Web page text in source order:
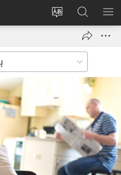
Pakeisti
svetainės
Prisijungti
(atsiveria Paieška
svetainėje
JW.ORG